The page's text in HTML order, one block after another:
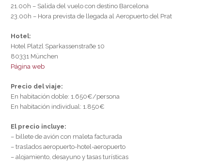
21.00h – Salida del vuelo con destino Barcelona
23.00h – Hora prevista de llegada al Aeropuerto del Prat
Hotel:
Hotel Platzl Sparkassenstraße 10
80331 München
Página web
Precio del viaje:
En habitación doble: 1.650€/persona
En habitación individual: 1.850€
El precio incluye:
– billete de avión con maleta facturada
– traslados aeropuerto-hotel-aeropuerto
– alojamiento, desayuno y tasas turísticas